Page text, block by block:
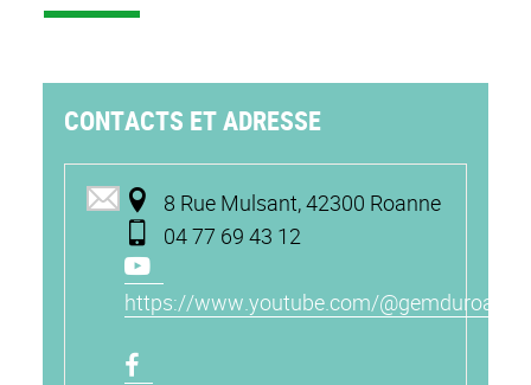
CONTACTS ET ADRESSE
8 Rue Mulsant, 42300 Roanne
04 77 69 43 12
https://www.youtube.com/